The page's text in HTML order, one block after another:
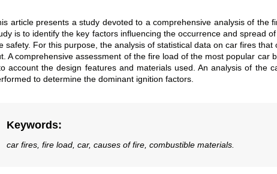
article presents a study devoted to a comprehensive analysis of the
is to identify the key factors influencing the occurrence and spread
safety. For this purpose, the analysis of statistical data on car fires
A comprehensive assessment of the fire load of the most popular
account the design features and materials used. An analysis of the
to determine the dominant ignition factors.
Keywords:
car fires, fire load, car, causes of fire, combustible materials.